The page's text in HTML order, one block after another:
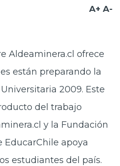
A+ A-
Aldeaminera.cl ofrece
están preparando la
2009. Este
del trabajo
y la Fundación
EducarChile apoya
estudiantes del país.